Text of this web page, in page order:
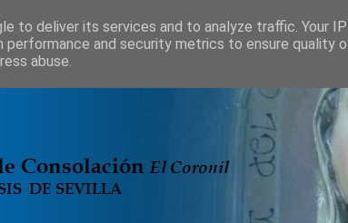
to deliver its services and to analyze traffic. Your
performance and security metrics to ensure quality
abuse.